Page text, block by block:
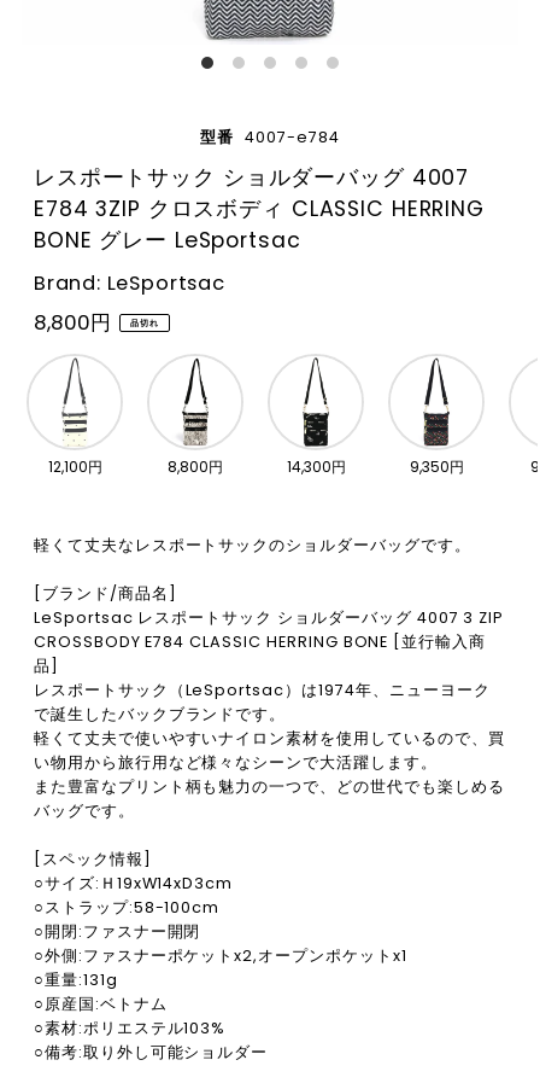
型番 4007-e784
レスポートサック ショルダーバッグ 4007
E784 3ZIP クロスボディ CLASSIC HERRING
BONE グレー LeSportsac
Brand: LeSportsac
8,800円 品切れ
12,100円 8,800円 14,300円 9,350円
軽くて丈夫なレスポートサックのショルダーバッグです。
[ブランド/商品名]
LeSportsac レスポートサック ショルダーバッグ 4007 3 ZIP
CROSSBODY E784 CLASSIC HERRING BONE [並行輸入商
品]
レスポートサック（LeSportsac）は1974年、ニューヨーク
で誕生したバックブランドです。
軽くて丈夫で使いやすいナイロン素材を使用しているので、買
い物用から旅行用など様々なシーンで大活躍します。
また豊富なプリント柄も魅力の一つで、どの世代でも楽しめる
バッグです。
[スペック情報]
○サイズ:Ｈ19xW14xD3cm
○ストラップ:58-100cm
○開閉:ファスナー開閉
○外側:ファスナーポケットx2,オープンポケットx1
○重量:131g
○原産国:ベトナム
○素材:ポリエステル103%
○備考:取り外し可能ショルダー